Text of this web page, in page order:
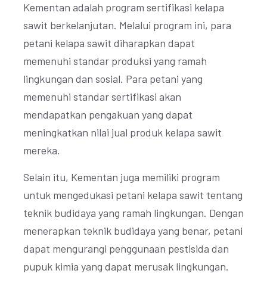
Kementan adalah program sertifikasi kelapa
sawit berkelanjutan. Melalui program ini, para
petani kelapa sawit diharapkan dapat
memenuhi standar produksi yang ramah
lingkungan dan sosial. Para petani yang
memenuhi standar sertifikasi akan
mendapatkan pengakuan yang dapat
meningkatkan nilai jual produk kelapa sawit
mereka.
Selain itu, Kementan juga memiliki program
untuk mengedukasi petani kelapa sawit tentang
teknik budidaya yang ramah lingkungan. Dengan
menerapkan teknik budidaya yang benar, petani
dapat mengurangi penggunaan pestisida dan
pupuk kimia yang dapat merusak lingkungan.